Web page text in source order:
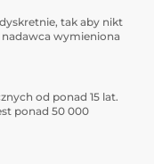
tak aby nikt
nadawca wymieniona
od ponad 15 lat.
ponad 50 000